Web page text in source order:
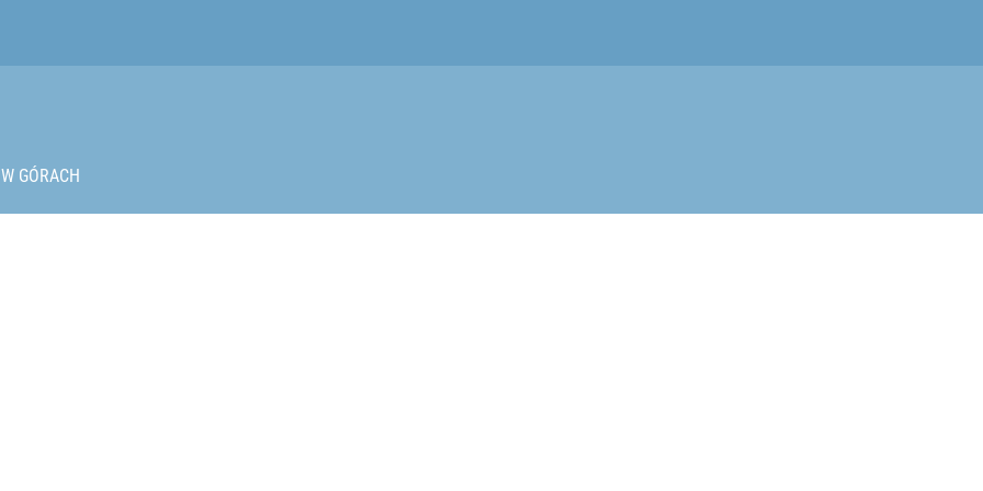
oznacza Stop”
W GÓRACH